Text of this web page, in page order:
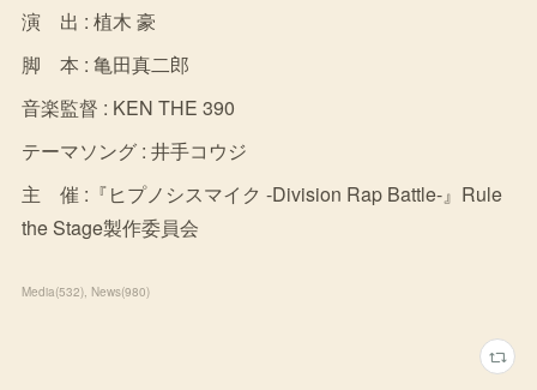
演 出 : 植木 豪
脚 本 : 亀田真二郎
音楽監督 : KEN THE 390
テーマソング : 井手コウジ
主 催 :『ヒプノシスマイク -Division Rap Battle-』Rule
the Stage製作委員会
Media(532) News(980)